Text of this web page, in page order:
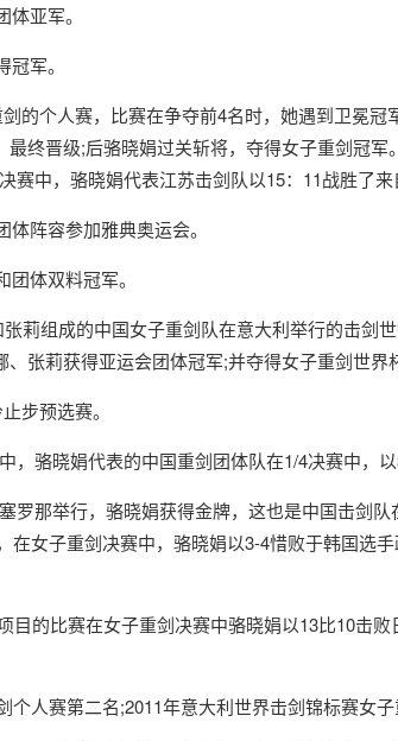
亚军。
军。
个人赛，比赛在争夺前4名时，她遇到卫冕冠
终晋级;后骆晓娟过关斩将，夺得女子重剑冠
赛中，骆晓娟代表江苏击剑队以15：11战胜了
阵容参加雅典奥运会。
体双料冠军。
组成的中国女子重剑队在意大利举行的击剑
张莉获得亚运会团体冠军;并夺得女子重剑世界
步预选赛。
骆晓娟代表的中国重剑团体队在1/4决赛中，
那举行，骆晓娟获得金牌，这也是中国击剑
女子重剑决赛中，骆晓娟以3-4惜败于韩国选
的比赛在女子重剑决赛中骆晓娟以13比10击
赛第二名;2011年意大利世界击剑锦标赛女子